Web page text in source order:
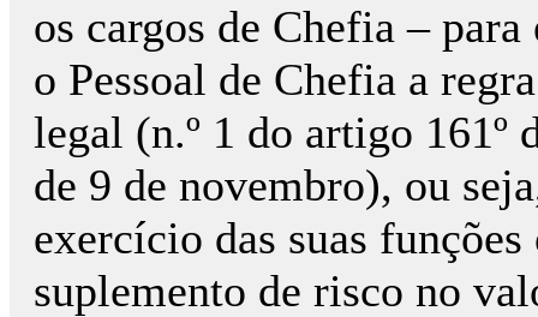
os cargos de Chefia –
o Pessoal de Chefia a
legal (n.º 1 do artigo 161º
de 9 de novembro), ou
exercício das suas
suplemento de risco no